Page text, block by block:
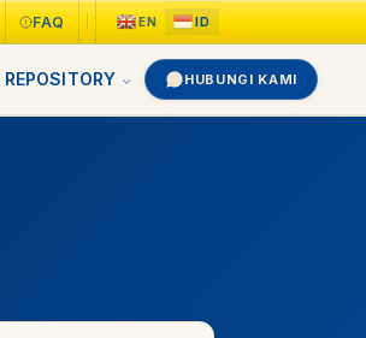
FAQ
REPOSITORY HUBUNGI KAMI